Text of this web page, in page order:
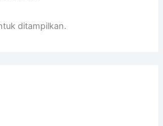
ditampilkan.